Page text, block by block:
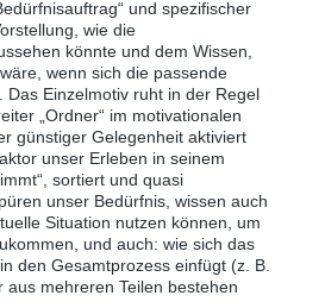
und spezifischer
wie die
könnte und dem Wissen,
wenn sich die passende
Das Einzelmotiv ruht in der Regel
„Ordner“ im motivationalen
günstiger Gelegenheit aktiviert
unser Erleben in seinem
sortiert und quasi
unser Bedürfnis, wissen auch
Situation nutzen können, um
und auch: wie sich das
den Gesamtprozess einfügt (z. B.
aus mehreren Teilen bestehen